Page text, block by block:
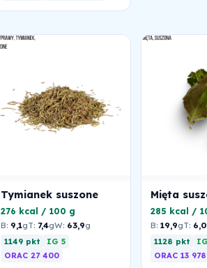
Tymianek suszone
276 kcal / 100 g
B: 9,1gT: 7,4gW: 63,9g
1149 pkt
IG 5
ORAC 27 400
Mięta
285 kcal /
B:19,9gT: 6,0
1128 pkt
ORAC 13 978